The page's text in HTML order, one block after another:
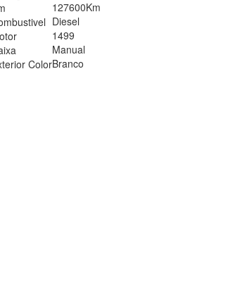
127600Km
Diesel
1499
Manual
ColorBranco